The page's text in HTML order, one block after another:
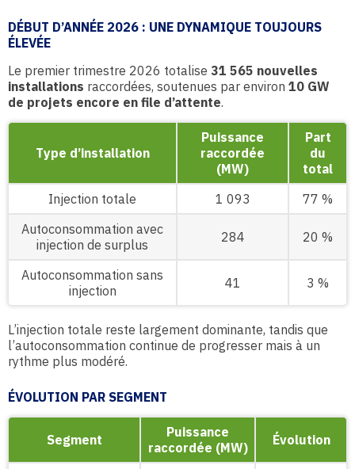
DÉBUT D’ANNÉE 2026 : UNE DYNAMIQUE TOUJOURS
ÉLEVÉE
Le premier trimestre 2026 totalise 31 565 nouvelles
installations raccordées, soutenues par environ 10 GW
de projets encore en file d’attente.
Type d’installation
Puissance
raccordée
(MW)
Part
du
total
Injection totale
1 093
77 %
Autoconsommation avec
injection de surplus
284 20 %
Autoconsommation sans
injection
41 3 %
L’injection totale reste largement dominante, tandis que
l’autoconsommation continue de progresser mais à un
rythme plus modéré.
ÉVOLUTION PAR SEGMENT
Segment
Puissance
raccordée (MW)
Évolution